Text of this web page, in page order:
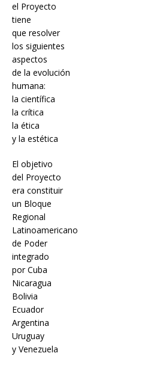
el Proyecto
tiene
que resolver
los siguientes
aspectos
de la evolución
humana:
la científica
la crítica
la ética
y la estética
El objetivo
del Proyecto
era constituir
un Bloque
Regional
Latinoamericano
de Poder
integrado
por Cuba
Nicaragua
Bolivia
Ecuador
Argentina
Uruguay
y Venezuela